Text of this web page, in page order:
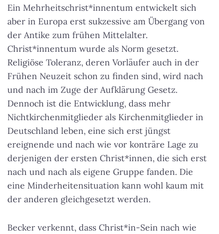
Ein Mehrheitschrist*innentum entwickelt sich
aber in Europa erst sukzessive am Übergang von
der Antike zum frühen Mittelalter.
Christ*innentum wurde als Norm gesetzt.
Religiöse Toleranz, deren Vorläufer auch in der
Frühen Neuzeit schon zu finden sind, wird nach
und nach im Zuge der Aufklärung Gesetz.
Dennoch ist die Entwicklung, dass mehr
Nichtkirchenmitglieder als Kirchenmitglieder in
Deutschland leben, eine sich erst jüngst
ereignende und nach wie vor konträre Lage zu
derjenigen der ersten Christ*innen, die sich erst
nach und nach als eigene Gruppe fanden. Die
eine Minderheitensituation kann wohl kaum mit
der anderen gleichgesetzt werden.
Becker verkennt, dass Christ*in-Sein nach wie